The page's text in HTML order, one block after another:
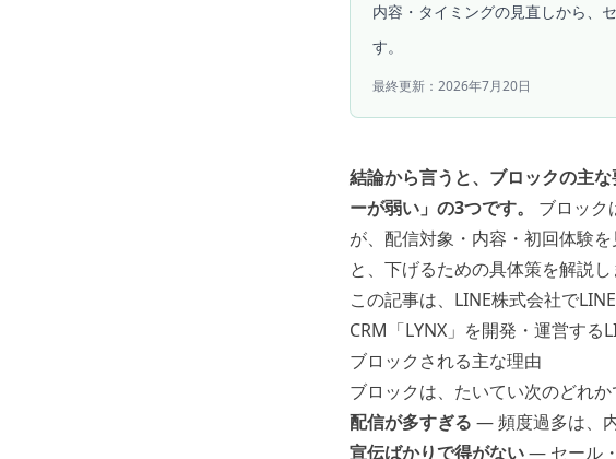
内容・タイミングの見直しから、
す。
最終更新： 2026年7月20日
結論から言うと、ブロックの主
ーが弱い」の3つです。
ブロック
が、配信対象・内容・初回体験
と、下げるための具体策を解説し
この記事は、LINE株式会社で
CRM「LYNX」を開発・運営する
ブロックされる主な理由
ブロックは、たいてい次のどれか
配信が多すぎる — 頻度過多は、
宣伝ばかりで得がない— セール